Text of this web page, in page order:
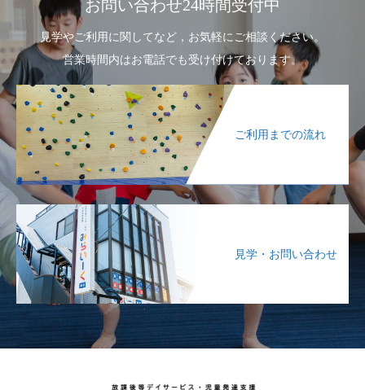
お問い合わせ24時間受付中
見学やご利用に関してなど，お気軽にご相談ください。
営業時間内はお電話でも受け付けております。
ご利用までの流れ
見学・お問い合わせ